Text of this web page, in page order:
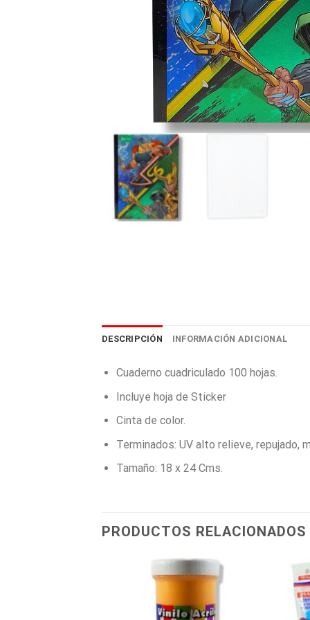
DESCRIPCIÓN INFORMACIÓN ADICIONAL
Cuaderno cuadriculado 100 hojas.
Incluye hoja de Sticker
Cinta de color.
Terminados: UV alto relieve, repujado,
Tamaño: 18 x 24 Cms.
PRODUCTOS RELACIONADOS